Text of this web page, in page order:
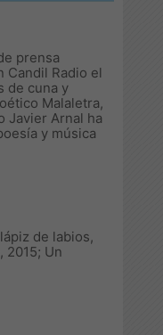
prensa
Candil Radio el
de cuna y
Malaletra,
Javier Arnal ha
y música
de labios,
, 2015; Un